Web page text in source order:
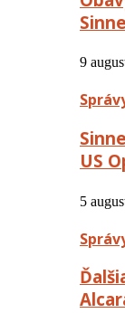
9
US
5